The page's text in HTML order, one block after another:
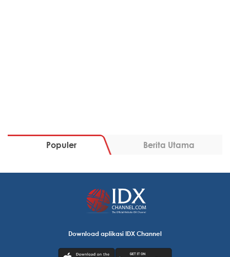
Populer Berita Utama
Download aplikasi IDX Channel